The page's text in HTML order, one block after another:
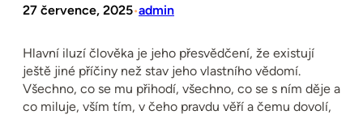
27 července, 2025•admin
Hlavní iluzí člověka je jeho přesvědčení, že existují
ještě jiné příčiny než stav jeho vlastního vědomí.
Všechno, co se mu přihodí, všechno, co se s ním děje a
co miluje, vším tím, v čeho pravdu věří a čemu dovolí,